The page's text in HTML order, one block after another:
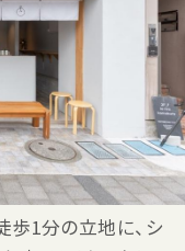
1分の立地に、シ